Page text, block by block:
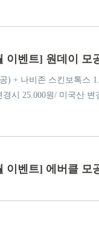
이벤트] 원데이 모
) + 나비존 스킨보톡스
시 25.000원/ 미국산 변
이벤트] 에버클 모